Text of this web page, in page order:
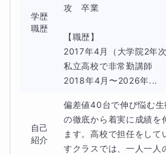
学歴
職歴
攻　卒業
【職歴】
2017年4月（大学院2年次
私立高校で非常勤講師
2018年4月〜2026年...
自己
紹介
偏差値40台で伸び悩む
の徹底から着実に成績を
ます。高校で担任をして
すクラスでは、一人一人